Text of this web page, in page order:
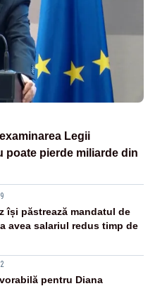
Legii
poate pierde miliarde din
își păstrează mandatul de
avea salariul redus timp de
pentru Diana